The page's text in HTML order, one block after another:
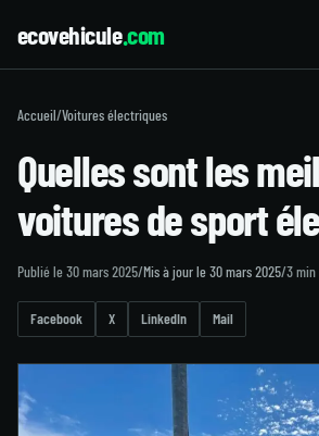
ecovehicule.com
Accueil/Voitures électriques
Quelles sont les
voitures de sport
Publié le 30 mars 2025/Mis à jour le 30 mars 2025/3
Facebook X LinkedIn Mail